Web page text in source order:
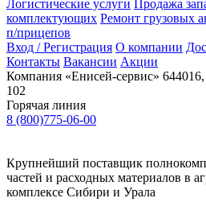
Логистические услуги Продажа
комплектующих Ремонт грузовых
п/прицепов
Вход / Регистрация О компании
Контакты Вакансии Акции
Компания «Енисей-сервис»
102
Горячая линия
8 (800)775-06-00
Крупнейший поставщик
частей и расходных материалов в
комплексе Сибири и Урала